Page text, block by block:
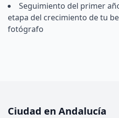
Seguimiento del primer
etapa del crecimiento de tu
fotógrafo
Ciudad en Andalucía